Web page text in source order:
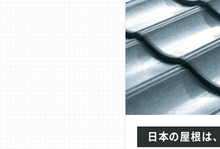
日本の屋根は